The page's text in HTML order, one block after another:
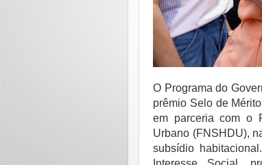
O Programa do
prêmio Selo de
em parceria com o
Urbano (FNSHDU),
subsídio